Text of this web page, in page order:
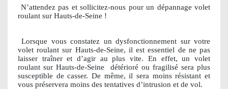
N’attendez pas et sollicitez-nous pour un dépannage volet
roulant sur Hauts-de-Seine !
Lorsque vous constatez un dysfonctionnement sur votre
volet roulant sur Hauts-de-Seine, il est essentiel de ne pas
laisser traîner et d’agir au plus vite. En effet, un volet
roulant sur Hauts-de-Seine
détérioré ou fragilisé sera plus
susceptible de casser. De même, il sera moins résistant et
vous préservera moins des tentatives d’intrusion et de vol.